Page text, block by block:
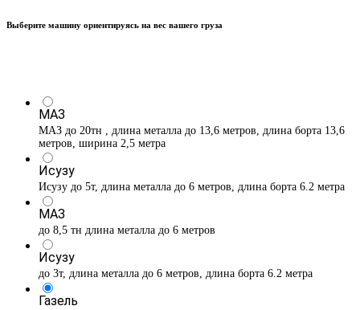
Выберите машину ориентируясь на вес вашего груза
МАЗ
МАЗ до 20тн , длина металла до 13,6 метров, длина борта 13,6
метров, ширина 2,5 метра
Исузу
Исузу до 5т, длина металла до 6 метров, длина борта 6.2 метра
МАЗ
до 8,5 тн длина металла до 6 метров
Исузу
до 3т, длина металла до 6 метров, длина борта 6.2 метра
Газель